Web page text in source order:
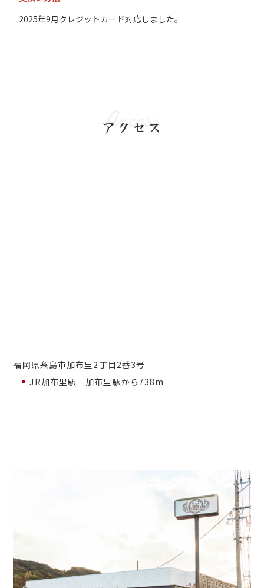
2025年9月クレジットカード対応しました。
Access
アクセス
福岡県糸島市加布里2丁目2番3号
JR加布里駅 加布里駅から738m